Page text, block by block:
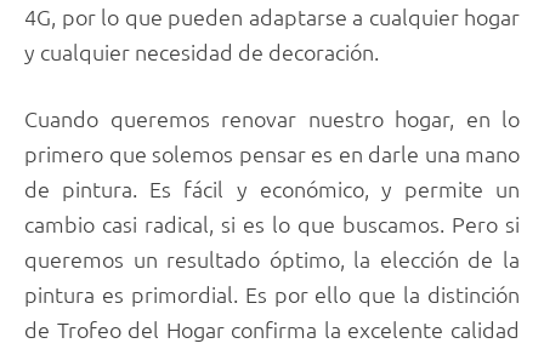
4G, por lo que pueden adaptarse a cualquier hogar
y cualquier necesidad de decoración.
Cuando queremos renovar nuestro hogar, en lo
primero que solemos pensar es en darle una mano
de pintura. Es fácil y económico, y permite un
cambio casi radical, si es lo que buscamos. Pero si
queremos un resultado óptimo, la elección de la
pintura es primordial. Es por ello que la distinción
de Trofeo del Hogar confirma la excelente calidad